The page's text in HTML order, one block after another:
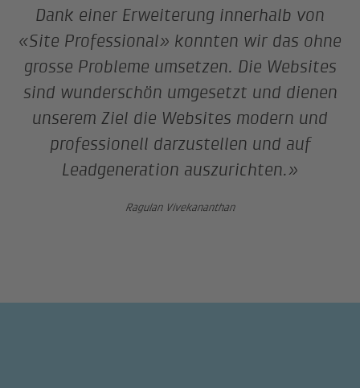
Dank einer Erweiterung innerhalb von
«Site Professional» konnten wir das ohne
grosse Probleme umsetzen. Die Websites
sind wunderschön umgesetzt und dienen
unserem Ziel die Websites modern und
professionell darzustellen und auf
Leadgeneration auszurichten.»
Ragulan Vivekananthan